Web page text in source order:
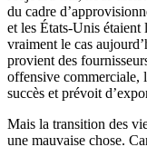
du cadre
et les États-Unis étaient
vraiment le cas
provient des
offensive commerciale,
succès et prévoit
Mais la transition des
une mauvaise chose.